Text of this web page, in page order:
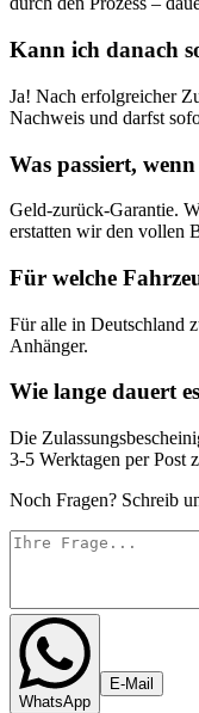
Kann ich danach
Ja! Nach erfolgreicher
Nachweis und darfst
Was passiert,
Geld-zurück-Garantie.
erstatten wir den vollen
Für welche
Für alle in Deutschland
Anhänger.
Wie lange dauert
Die
3-5 Werktagen per Post
Noch Fragen? Schreib
WhatsApp
E-Mail